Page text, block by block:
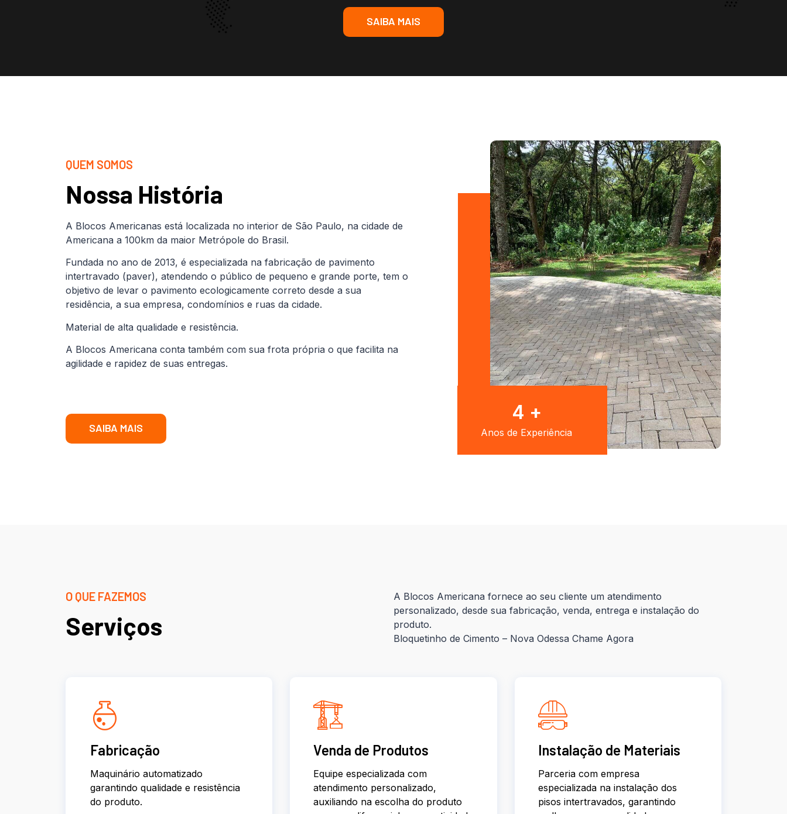
SAIBA MAIS
QUEM SOMOS
Nossa História
A Blocos Americanas está localizada no interior de São Paulo, na cidade de
Americana a 100km da maior Metrópole do Brasil.
Fundada no ano de 2013, é especializada na fabricação de pavimento
intertravado (paver), atendendo o público de pequeno e grande porte, tem o
objetivo de levar o pavimento ecologicamente correto desde a sua
residência, a sua empresa, condomínios e ruas da cidade.
Material de alta qualidade e resistência.
A Blocos Americana conta também com sua frota própria o que facilita na
agilidade e rapidez de suas entregas.
SAIBA MAIS
8 +
Anos de Experiência
O QUE FAZEMOS
Serviços
A Blocos Americana fornece ao seu cliente um atendimento
personalizado, desde sua fabricação, venda, entrega e instalação do
produto.
Bloquetinho de Cimento – Nova Odessa Chame Agora
Fabricação
Maquinário automatizado
garantindo qualidade e resistência
do produto.
Venda de Produtos
Equipe especializada com
atendimento personalizado,
auxiliando na escolha do produto
Instalação de Materiais
Parceria com empresa
especializada na instalação dos
pisos intertravados, garantindo